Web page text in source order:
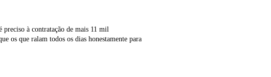
preciso à contratação de mais 11 mil
os que ralam todos os dias honestamente para